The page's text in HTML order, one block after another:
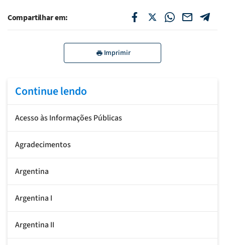
Compartilhar em:
Imprimir
Continue lendo
Acesso às Informações Públicas
Agradecimentos
Argentina
Argentina I
Argentina II